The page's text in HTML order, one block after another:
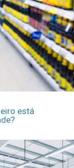
está